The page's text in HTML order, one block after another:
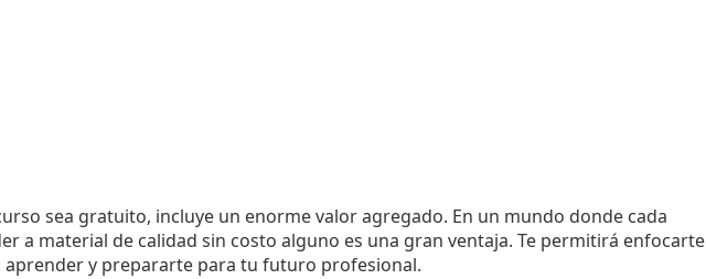
sea gratuito, incluye un enorme valor agregado. En un mundo donde cada
a material de calidad sin costo alguno es una gran ventaja. Te permitirá enfocarte
aprender y prepararte para tu futuro profesional.